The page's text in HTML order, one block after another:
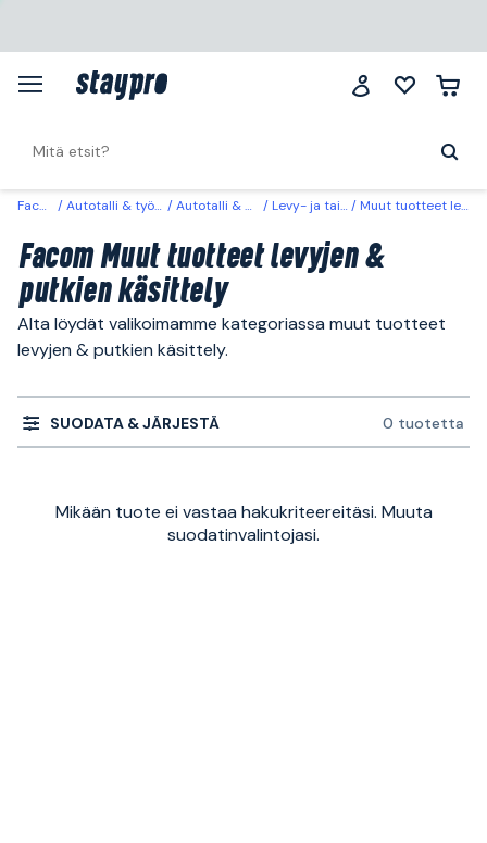
Facom Autotalli & työpaikka Autotalli & ajoneuvot Levy- ja taivutuskoneet Muut tuotteet levyjen & putkien käsittely
Facom Muut tuotteet levyjen &
putkien käsittely
Alta löydät valikoimamme kategoriassa muut tuotteet
levyjen & putkien käsittely.
SUODATA & JÄRJESTÄ 0 tuotetta
Mikään tuote ei vastaa hakukriteereitäsi. Muuta
suodatinvalintojasi.